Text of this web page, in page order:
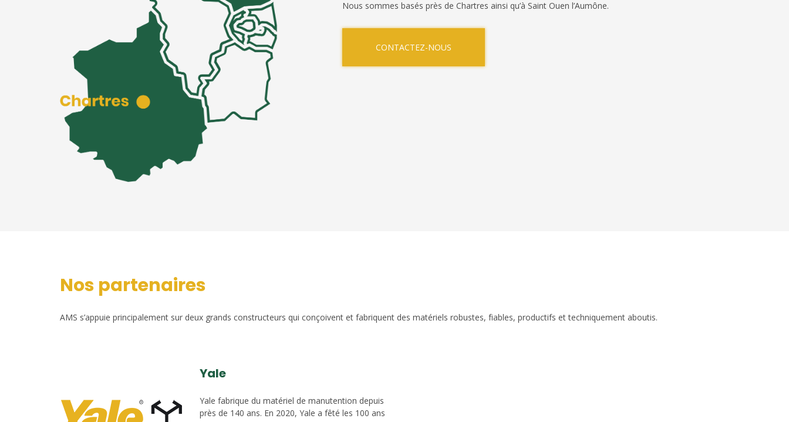
Nous sommes basés près de Chartres ainsi qu’à Saint Ouen l’Aumône.
CONTACTEZ-NOUS
Nos partenaires
AMS s’appuie principalement sur deux grands constructeurs qui conçoivent et fabriquent des matériels robustes, fiables, productifs et techniquement aboutis.
Yale
Yale fabrique du matériel de manutention depuis
près de 140 ans. En 2020, Yale a fêté les 100 ans